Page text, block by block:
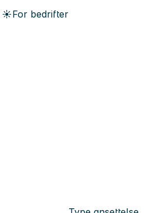
☀️For bedrifter